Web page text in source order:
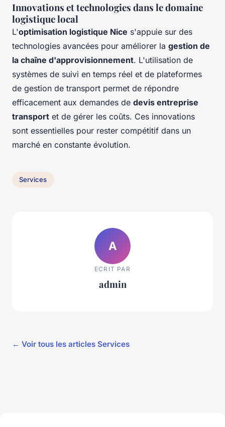
Innovations et technologies dans le domaine
logistique local
L'optimisation logistique Nice s'appuie sur des
technologies avancées pour améliorer la gestion de
la chaîne d'approvisionnement. L'utilisation de
systèmes de suivi en temps réel et de plateformes
de gestion de transport permet de répondre
efficacement aux demandes de devis entreprise
transport et de gérer les coûts. Ces innovations
sont essentielles pour rester compétitif dans un
marché en constante évolution.
Services
A
ECRIT PAR
admin
← Voir tous les articles Services